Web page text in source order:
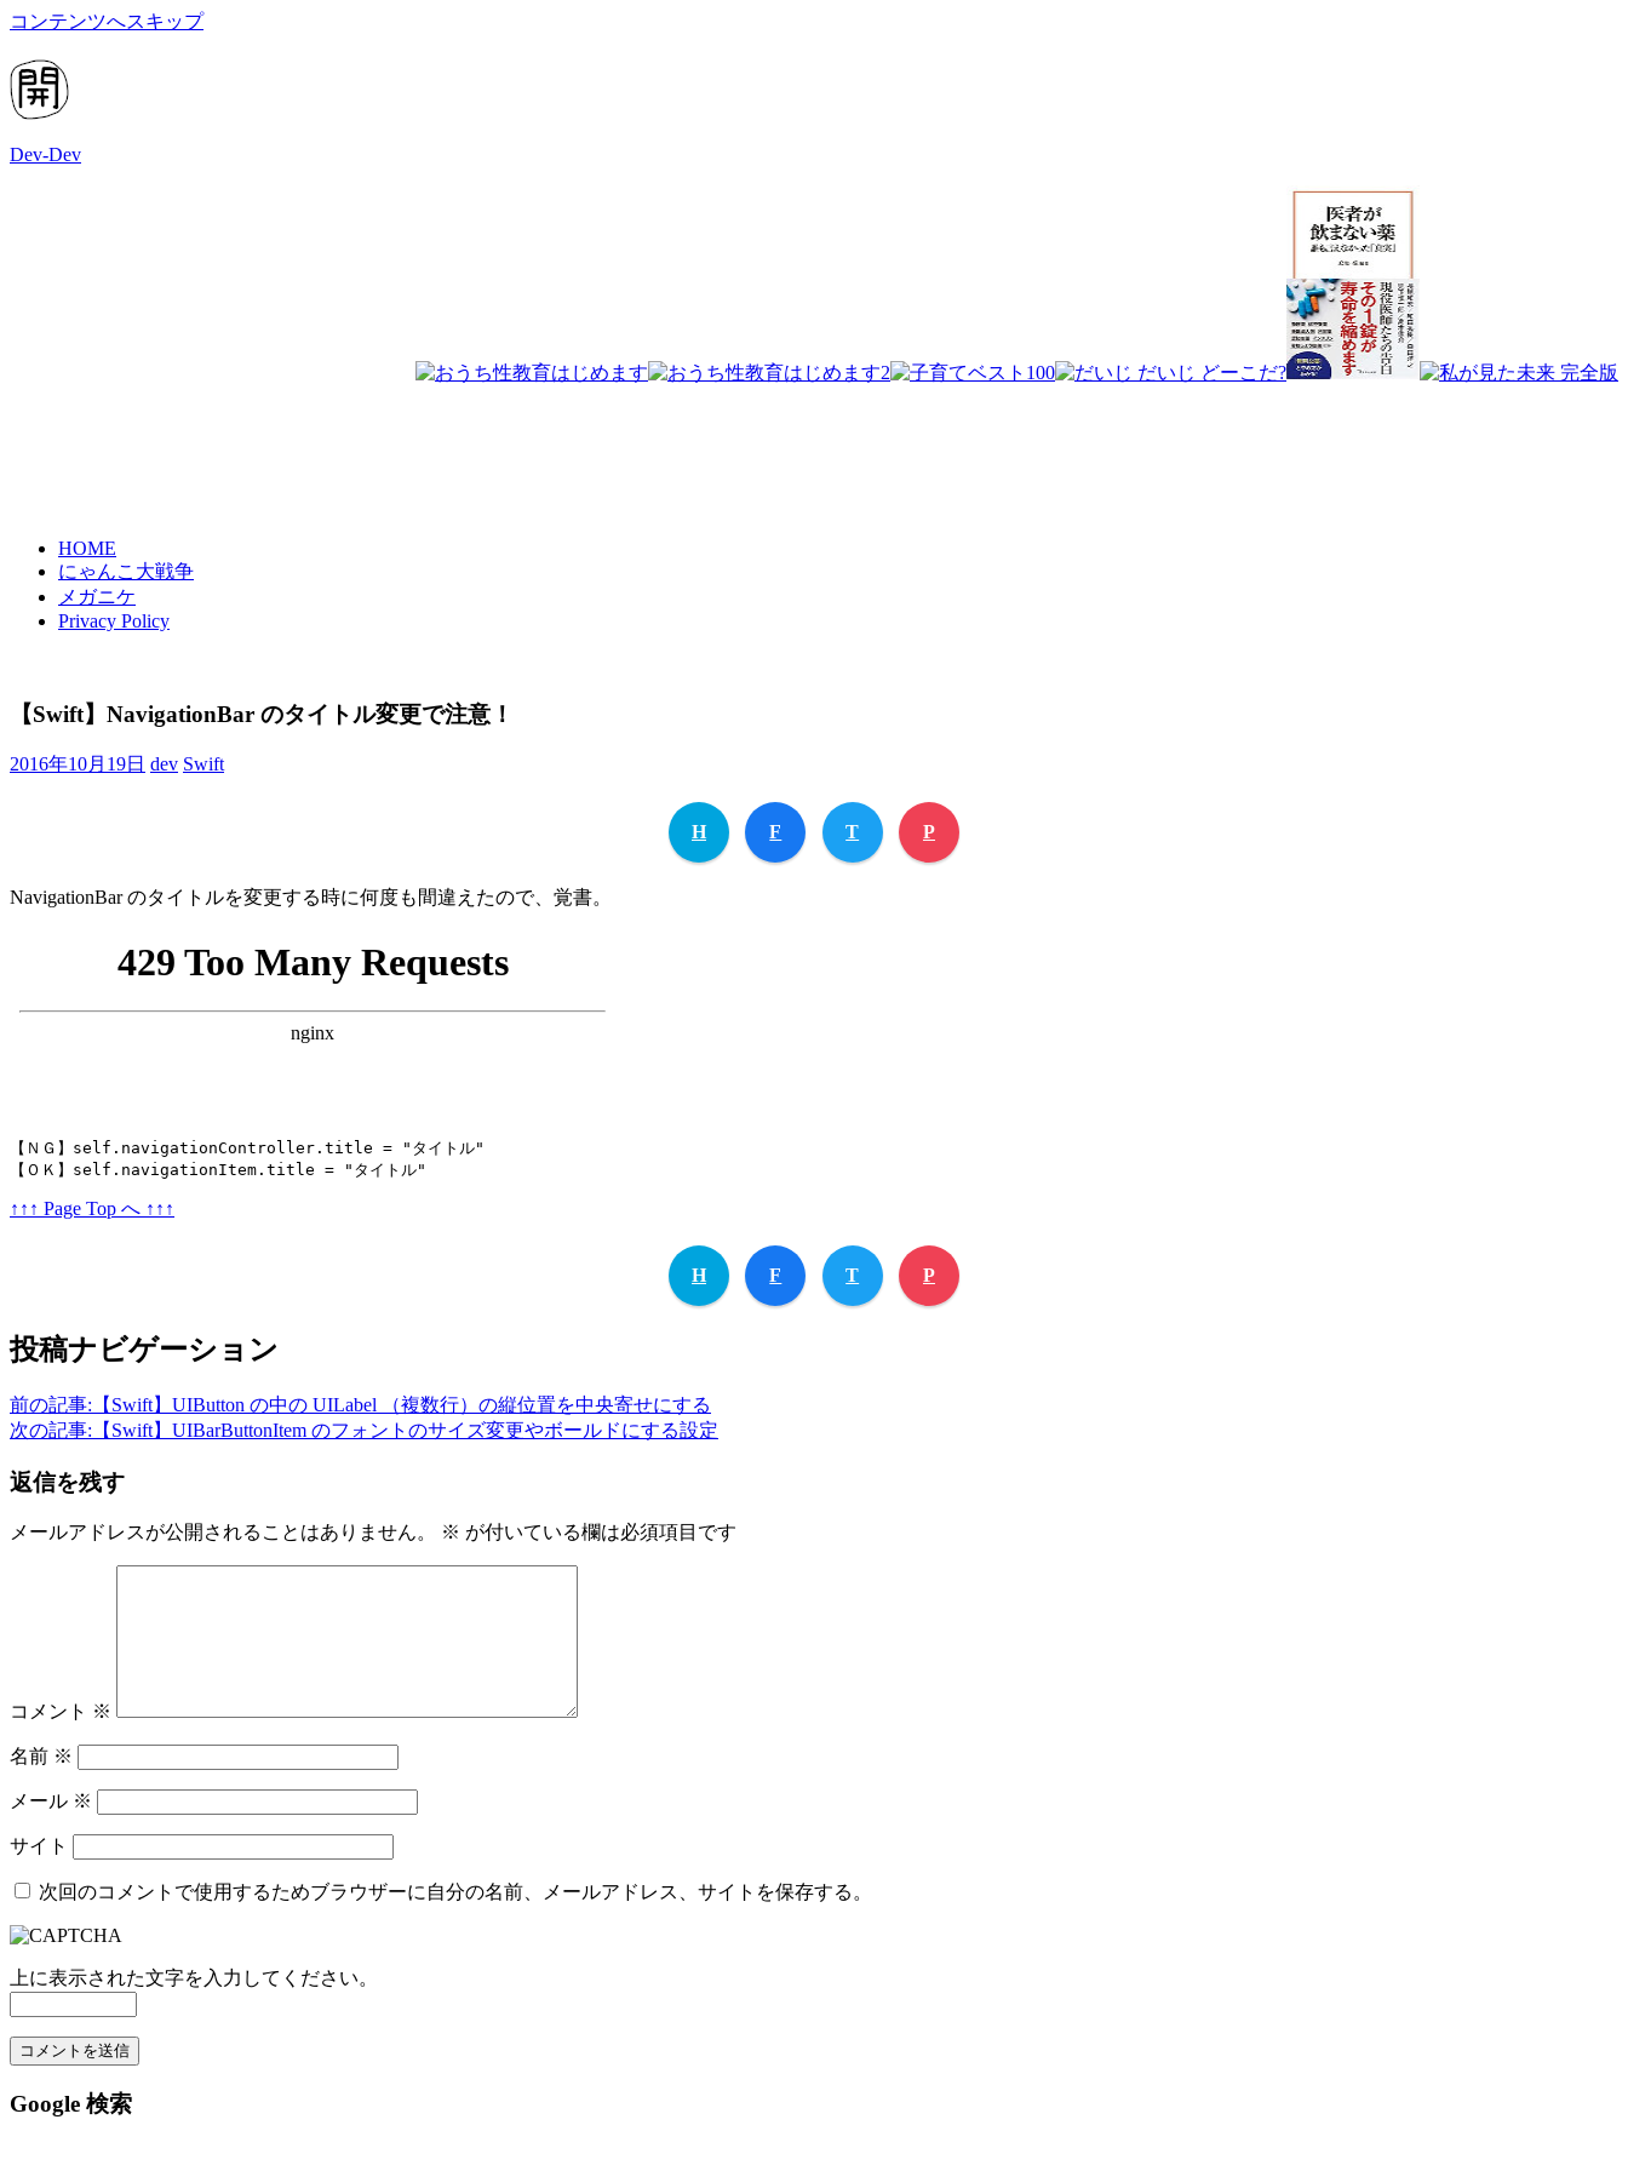
コンテンツへスキップ
Dev-Dev
HOME
にゃんこ大戦争
メガニケ
Privacy Policy
【Swift】NavigationBar のタイトル変更で注意！
2016年10月19日 dev Swift
H F T P
NavigationBar のタイトルを変更する時に何度も間違えたので、覚書。
【ＮＧ】self.navigationController.title = "タイトル"
↑↑↑ Page Top へ ↑↑↑
H F T P
投稿ナビゲーション
前の記事: 【Swift】UIButton の中の UILabel （複数行）の縦位置を中央寄せにする
次の記事: 【Swift】UIBarButtonItem のフォントのサイズ変更やボールドにする設定
返信を残す
メールアドレスが公開されることはありません。 ※ が付いている欄は必須項目です
コメント ※
名前 ※
メール ※
サイト
次回のコメントで使用するためブラウザーに自分の名前、メールアドレス、サイトを保存する。
上に表示された文字を入力してください。
Google 検索